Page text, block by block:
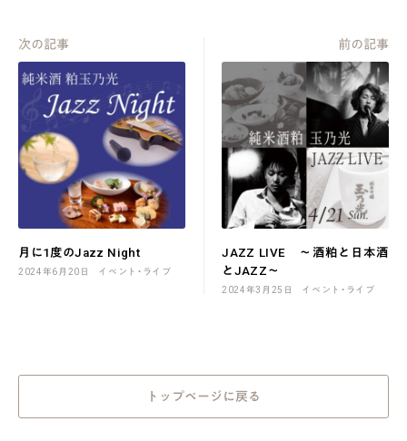
次の記事
月に1度のJazz Night
2024年6月20日 イベント・ライブ
前の記事
JAZZ LIVE ～酒粕と日本酒
とJAZZ～
2024年3月25日 イベント・ライブ
トップページに戻る